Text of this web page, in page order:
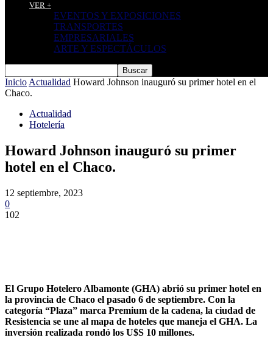
VER +
EVENTOS Y EXPOSICIONES
TRANSPORTES
EMPRESARIALES
ARTE Y ESPECTÁCULOS
Inicio Actualidad Howard Johnson inauguró su primer hotel en el
Chaco.
Actualidad
Hotelería
Howard Johnson inauguró su primer
hotel en el Chaco.
12 septiembre, 2023
0
102
El Grupo Hotelero Albamonte (GHA) abrió su primer hotel en
la provincia de Chaco el pasado 6 de septiembre. Con la
categoría “Plaza” marca Premium de la cadena, la ciudad de
Resistencia se une al mapa de hoteles que maneja el GHA. La
inversión realizada rondó los U$S 10 millones.